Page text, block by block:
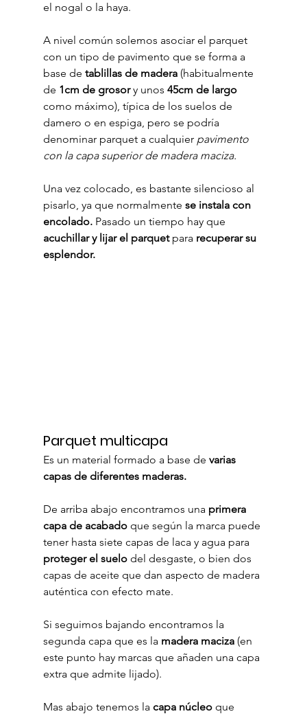
el nogal o la haya.
A nivel común solemos asociar el parquet
con un tipo de pavimento que se forma a
base de tablillas de madera (habitualmente
de 1cm de grosor y unos 45cm de largo
como máximo), típica de los suelos de
damero o en espiga, pero se podría
denominar parquet a cualquier pavimento
con la capa superior de madera maciza.
Una vez colocado, es bastante silencioso al
pisarlo, ya que normalmente se instala con
encolado. Pasado un tiempo hay que
acuchillar y lijar el parquet para recuperar su
esplendor.
Parquet multicapa
Es un material formado a base de varias
capas de diferentes maderas.
De arriba abajo encontramos una primera
capa de acabado que según la marca puede
tener hasta siete capas de laca y agua para
proteger el suelo del desgaste, o bien dos
capas de aceite que dan aspecto de madera
auténtica con efecto mate.
Si seguimos bajando encontramos la
segunda capa que es la madera maciza (en
este punto hay marcas que añaden una capa
extra que admite lijado).
Mas abajo tenemos la capa núcleo que